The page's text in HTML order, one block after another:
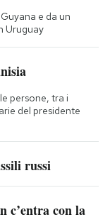
e da un
Uruguay
persone, tra i
del presidente
russi
c’entra con la